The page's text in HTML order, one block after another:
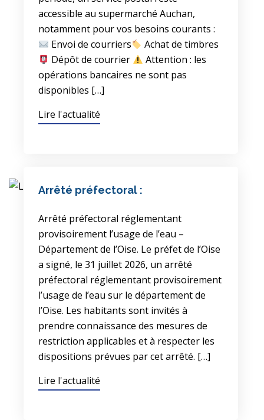
accessible au supermarché Auchan,
notamment pour vos besoins courants :
Envoi de courriers
Achat de timbres
Dépôt de courrier
Attention : les
opérations bancaires ne sont pas
disponibles […]
Lire l'actualité
Arrêté préfectoral :
Arrêté préfectoral réglementant
provisoirement l’usage de l’eau –
Département de l’Oise. Le préfet de l’Oise
a signé, le 31 juillet 2026, un arrêté
préfectoral réglementant provisoirement
l’usage de l’eau sur le département de
l’Oise. Les habitants sont invités à
prendre connaissance des mesures de
restriction applicables et à respecter les
dispositions prévues par cet arrêté. […]
Lire l'actualité